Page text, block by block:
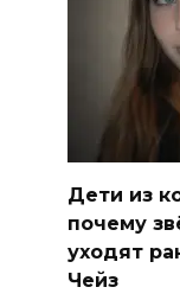
Дети из
почему
уходят
Чейз